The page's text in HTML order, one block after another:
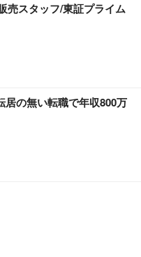
売スタッフ/東証プライム
居の無い転職で年収800万